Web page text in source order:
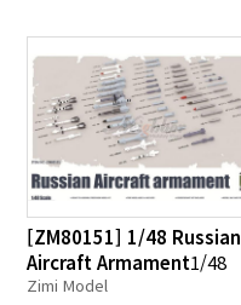
[ZM80151] 1/48 Russian
Aircraft Armament1/48
Zimi Model